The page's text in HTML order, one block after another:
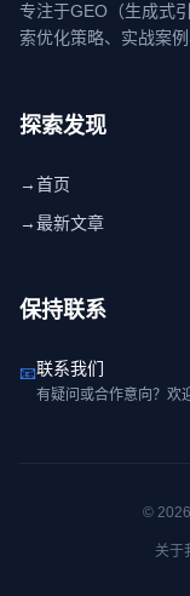
专注于GEO（生成式
索优化策略、实战案
探索发现
→首页
→最新文章
保持联系
📧联系我们
有疑问或合作意向？欢
©
关于